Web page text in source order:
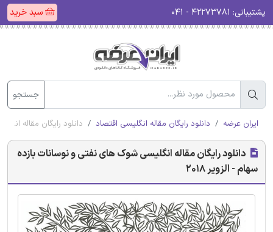
پشتیبانی: سبد خرید
جستجو
ایران عرضه دانلود رایگان مقاله انگلیسی اقتصاد دانلود رایگان مقاله
دانلود رایگان مقاله انگلیسی شوک های نفتی و نوسانات بازده
سهام - الزویر 2018